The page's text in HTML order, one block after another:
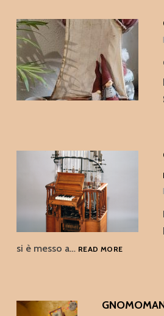
si è messo a… READ MORE
UNIONE